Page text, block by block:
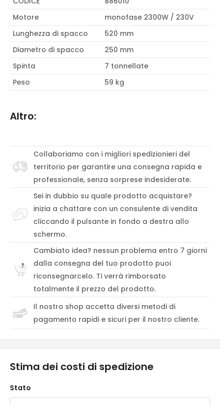
Motore
monofase 2300W / 230V
Lunghezza di spacco
520 mm
Diametro di spacco
250 mm
Spinta
7 tonnellate
Peso
59 kg
Altro:
Collaboriamo con i migliori spedizionieri del
territorio per garantire una consegna rapida e
professionale, senza sorprese indesiderate.
Sei in dubbio su quale prodotto acquistare?
inizia a chattare con un consulente di vendita
cliccando il pulsante in fondo a destra allo
schermo.
Cambiato idea? nessun problema entro 7 giorni
dalla consegna del tuo prodotto puoi
riconsegnarcelo. Ti verrà rimborsato
totalmente il prezzo del prodotto.
Il nostro shop accetta diversi metodi di
pagamento rapidi e sicuri per il nostro cliente.
Stima dei costi di spedizione
Stato